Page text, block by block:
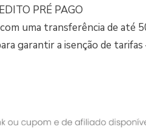
PRÉ PAGO
com uma transferência de até
garantir a isenção de